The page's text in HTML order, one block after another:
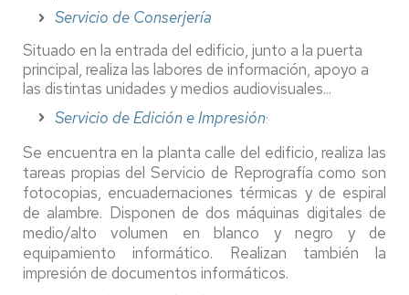
Servicio de Conserjería
Situado en la entrada del edificio, junto a la puerta
principal, realiza las labores de información, apoyo a
las distintas unidades y medios audiovisuales...
Servicio de Edición e Impresión:
Se encuentra en la planta calle del edificio, realiza las
tareas propias del Servicio de Reprografía como son
fotocopias, encuadernaciones térmicas y de espiral
de alambre. Disponen de dos máquinas digitales de
medio/alto volumen en blanco y negro y de
equipamiento informático. Realizan también la
impresión de documentos informáticos.